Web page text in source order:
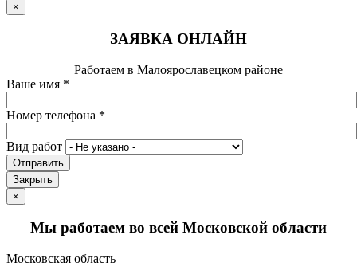
×
ЗАЯВКА ОНЛАЙН
Работаем в Малоярославецком районе
Ваше имя *
Номер телефона *
Вид работ
Отправить
Закрыть
×
Мы работаем во всей Московской области
Московская область